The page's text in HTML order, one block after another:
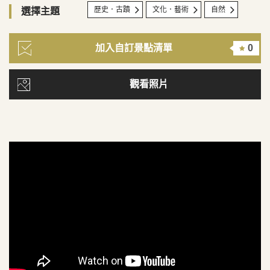
選擇主題 歷史．古蹟 文化．藝術 自然
加入自訂景點清單 0
觀看照片